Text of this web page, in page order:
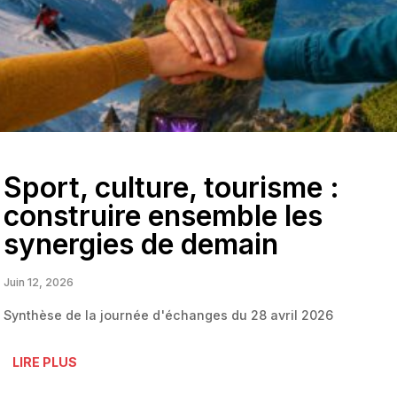
Sport, culture, tourisme :
construire ensemble les
synergies de demain
Juin 12, 2026
Synthèse de la journée d'échanges du 28 avril 2026
LIRE PLUS